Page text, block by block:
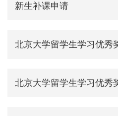
新生补课申请
北京大学留学生学习优秀